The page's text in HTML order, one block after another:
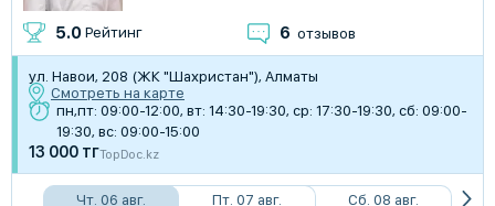
5.0 Рейтинг 6 отзывов
ул. Навои, 208 (ЖК "Шахристан"), Алматы
Смотреть на карте
пн,пт: 09:00-12:00, вт: 14:30-19:30, ср: 17:30-19:30, сб: 09:00-
19:30, вс: 09:00-15:00
13 000 тгTopDoc.kz
Чт. 06 авг. Пт. 07 авг. Сб. 08 авг.